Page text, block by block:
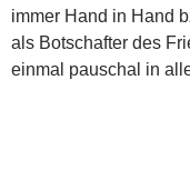
immer Hand in Hand
als Botschafter des
einmal pauschal in